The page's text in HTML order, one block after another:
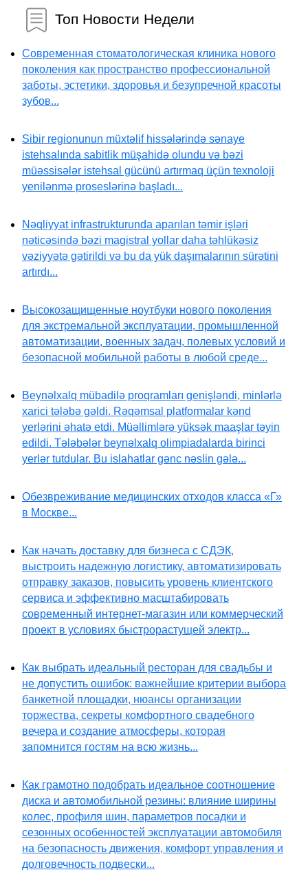
Топ Новости Недели
Современная стоматологическая клиника нового
поколения как пространство профессиональной
заботы, эстетики, здоровья и безупречной красоты
зубов...
Sibir regionunun müxtəlif hissələrində sənaye
istehsalında sabitlik müşahidə olundu və bəzi
müəssisələr istehsal gücünü artırmaq üçün texnoloji
yenilənmə proseslərinə başladı...
Nəqliyyat infrastrukturunda aparılan təmir işləri
nəticəsində bəzi magistral yollar daha təhlükəsiz
vəziyyətə gətirildi və bu da yük daşımalarının sürətini
artırdı...
Высокозащищенные ноутбуки нового поколения
для экстремальной эксплуатации, промышленной
автоматизации, военных задач, полевых условий и
безопасной мобильной работы в любой среде...
Beynəlxalq mübadilə proqramları genişləndi, minlərlə
xarici tələbə gəldi. Rəqəmsal platformalar kənd
yerlərini əhatə etdi. Müəllimlərə yüksək maaşlar təyin
edildi. Tələbələr beynəlxalq olimpiadalarda birinci
yerlər tutdular. Bu islahatlar gənc nəslin gələ...
Обезвреживание медицинских отходов класса «Г»
в Москве...
Как начать доставку для бизнеса с СДЭК,
выстроить надежную логистику, автоматизировать
отправку заказов, повысить уровень клиентского
сервиса и эффективно масштабировать
современный интернет-магазин или коммерческий
проект в условиях быстрорастущей электр...
Как выбрать идеальный ресторан для свадьбы и
не допустить ошибок: важнейшие критерии выбора
банкетной площадки, нюансы организации
торжества, секреты комфортного свадебного
вечера и создание атмосферы, которая
запомнится гостям на всю жизнь...
Как грамотно подобрать идеальное соотношение
диска и автомобильной резины: влияние ширины
колес, профиля шин, параметров посадки и
сезонных особенностей эксплуатации автомобиля
на безопасность движения, комфорт управления и
долговечность подвески...